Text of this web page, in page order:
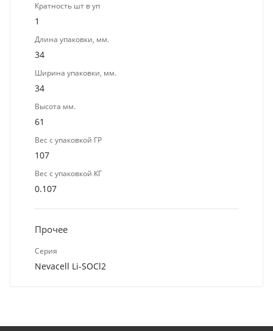
Кратность шт в уп
1
Длина упаковки, мм.
34
Ширина упаковки, мм.
34
Высота мм.
61
Вес с упаковкой ГР
107
Вес с упаковкой КГ
0.107
Прочее
Серия
Nevacell Li-SOCl2